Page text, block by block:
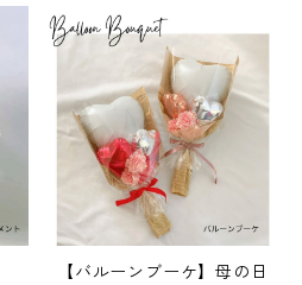
【バルーンブーケ】母の日